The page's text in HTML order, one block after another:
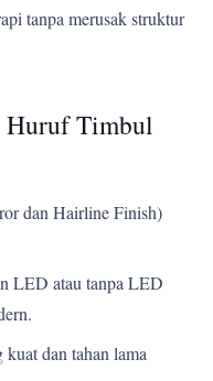
tanpa merusak struktur
Huruf Timbul
dan Hairline Finish)
LED atau tanpa LED
kuat dan tahan lama